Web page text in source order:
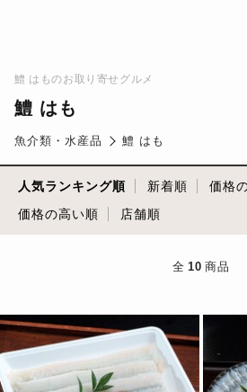
鱧 はものお取り寄せグルメ
鱧 はも
魚介類・水産品 鱧 はも
人気ランキング順 新着順
価格
価格の高い順
店舗順
全 10 商品